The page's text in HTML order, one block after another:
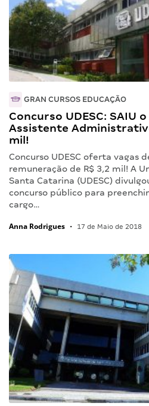
GRAN CURSOS EDUCAÇÃO
Concurso UDESC: SAIU
Assistente
mil!
Concurso UDESC oferta vagas
remuneração de R$ 3,2 mil! A
Santa Catarina (UDESC)
concurso público para
cargo…
Anna Rodrigues • 17 de Maio de 2018